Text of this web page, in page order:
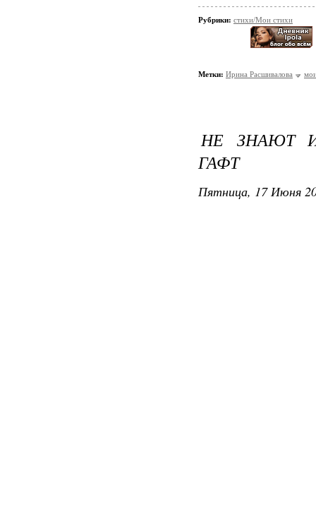
Рубрики: стихи/Мои стихи
Метки: Ирина Расшивалова
НЕ ЗНАЮТ
ГАФТ
Пятница, 17 Июня